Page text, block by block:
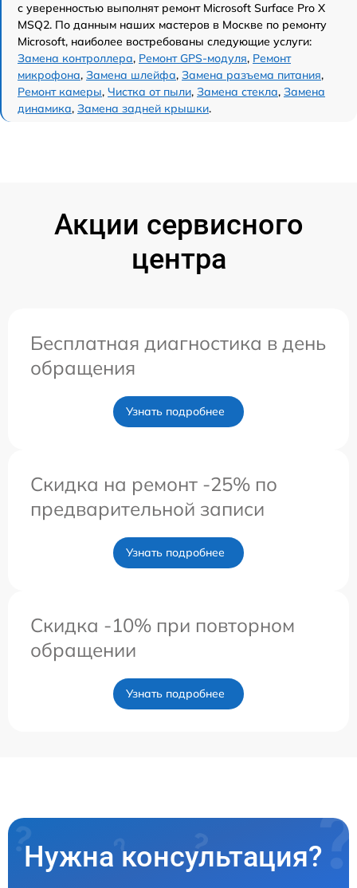
с уверенностью выполнят ремонт Microsoft Surface Pro X
MSQ2. По данным наших мастеров в Москве по ремонту
Microsoft, наиболее востребованы следующие услуги:
Замена контроллера, Ремонт GPS-модуля, Ремонт
микрофона, Замена шлейфа, Замена разъема питания,
Ремонт камеры, Чистка от пыли, Замена стекла, Замена
динамика, Замена задней крышки.
Акции сервисного
центра
Бесплатная диагностика в день
обращения
Узнать подробнее
Скидка на ремонт -25% по
предварительной записи
Узнать подробнее
Скидка -10% при повторном
обращении
Узнать подробнее
Нужна консультация?